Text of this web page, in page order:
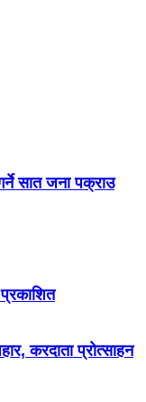
सात जना पक्राउ
प्रकाशित
करदाता प्रोत्साहन